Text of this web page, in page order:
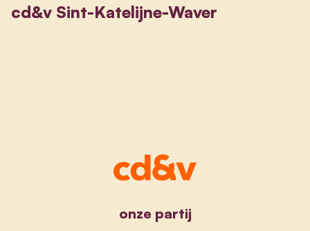
cd&v Sint-Katelijne-Waver
onze partij